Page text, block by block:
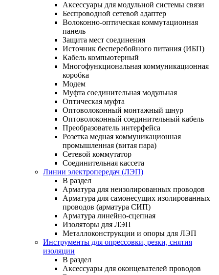
Аксессуары для модульной системы связи
Беспроводной сетевой адаптер
Волоконно-оптическая коммутационная
панель
Защита мест соединения
Источник бесперебойного питания (ИБП)
Кабель компьютерный
Многофункциональная коммуникационная
коробка
Модем
Муфта соединительная модульная
Оптическая муфта
Оптоволоконный монтажный шнур
Оптоволоконный соединительный кабель
Преобразователь интерфейса
Розетка медная коммуникационная
промышленная (витая пара)
Сетевой коммутатор
Соединительная кассета
Линии электропередач (ЛЭП)
В раздел
Арматура для неизолированных проводов
Арматура для самонесущих изолированных
проводов (арматура СИП)
Арматура линейно-сцепная
Изоляторы для ЛЭП
Металлоконструкции и опоры для ЛЭП
Инструменты для опрессовки, резки, снятия
изоляции
В раздел
Аксессуары для оконцевателей проводов